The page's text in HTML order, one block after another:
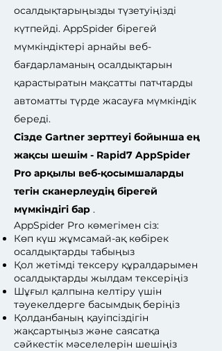
осалдықтарыңызды түзетуіңізді
күтпейді. AppSpider бірегей
мүмкіндіктері арнайы веб-
бағдарламаның осалдықтарын
қарастыратын мақсатты патчтарды
автоматты түрде жасауға мүмкіндік
береді.
Сізде Gartner зерттеуі бойынша ең
жақсы шешім - Rapid7 AppSpider
Pro арқылы веб-қосымшаларды
тегін сканерлеудің бірегей
мүмкіндігі бар .
AppSpider Pro көмегімен сіз:
Көп күш жұмсамай-ақ көбірек
осалдықтарды табыңыз
Қол жетімді тексеру құралдарымен
осалдықтарды жылдам тексеріңіз
Шұғыл қалпына келтіру үшін
тәуекелдерге басымдық беріңіз
Қолданбаның қауіпсіздігін
жақсартыңыз және саясатқа
сәйкестік мәселелерін шешіңіз